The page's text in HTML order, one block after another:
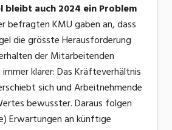
bleibt auch 2024 ein Problem
befragten KMU gaben an, dass
die grösste Herausforderung
der Mitarbeitenden
klarer: Das Kräfteverhältnis
sich und Arbeitnehmende
bewusster. Daraus folgen
Erwartungen an künftige